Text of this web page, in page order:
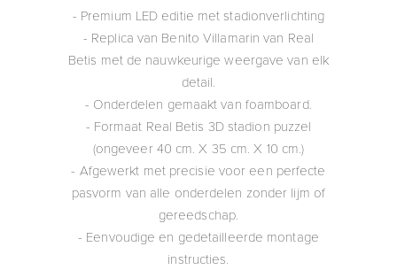
- Premium LED editie met stadionverlichting
- Replica van Benito Villamarin van Real
Betis met de nauwkeurige weergave van elk
detail.
- Onderdelen gemaakt van foamboard.
- Formaat Real Betis 3D stadion puzzel
(ongeveer 40 cm. X 35 cm. X 10 cm.)
- Afgewerkt met precisie voor een perfecte
pasvorm van alle onderdelen zonder lijm of
gereedschap.
- Eenvoudige en gedetailleerde montage
instructies.